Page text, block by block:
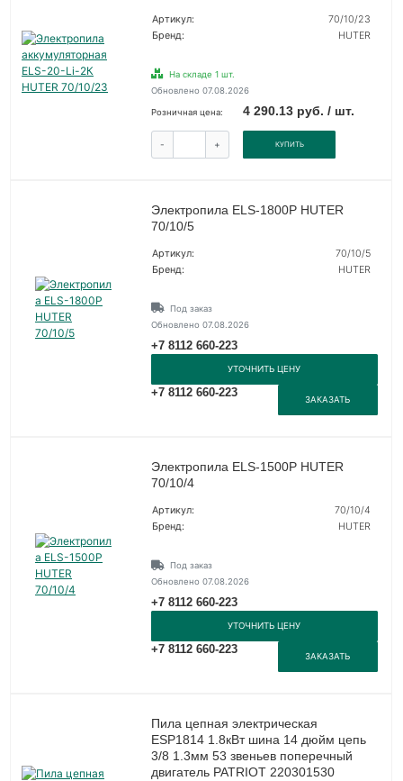
Артикул:
70/10/23
Бренд:
HUTER
На складе 1 шт.
Обновлено 07.08.2026
Розничная цена: 4 290.13 руб. / шт.
- + КУПИТЬ
Электропила ELS-1800P HUTER
70/10/5
Артикул:
70/10/5
Бренд:
HUTER
Под заказ
Обновлено 07.08.2026
+7 8112 660-223
УТОЧНИТЬ ЦЕНУ
+7 8112 660-223
ЗАКАЗАТЬ
Электропила ELS-1500P HUTER
70/10/4
Артикул:
70/10/4
Бренд:
HUTER
Под заказ
Обновлено 07.08.2026
+7 8112 660-223
УТОЧНИТЬ ЦЕНУ
+7 8112 660-223
ЗАКАЗАТЬ
Пила цепная электрическая
ESP1814 1.8кВт шина 14 дюйм цепь
3/8 1.3мм 53 звеньев поперечный
двигатель PATRIOT 220301530